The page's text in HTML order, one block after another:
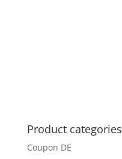
Product categories
Coupon DE